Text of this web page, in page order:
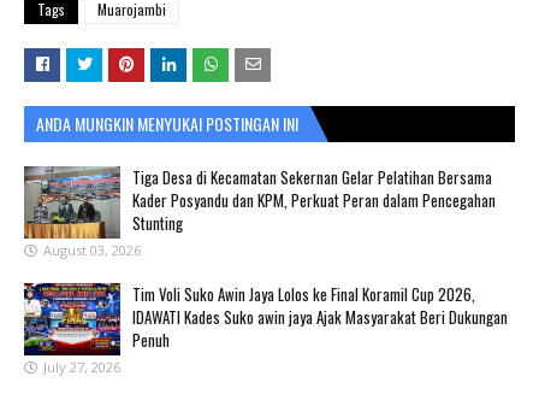
Tags Muarojambi
ANDA MUNGKIN MENYUKAI POSTINGAN INI
Tiga Desa di Kecamatan Sekernan Gelar Pelatihan Bersama
Kader Posyandu dan KPM, Perkuat Peran dalam Pencegahan
Stunting
August 03, 2026
Tim Voli Suko Awin Jaya Lolos ke Final Koramil Cup 2026,
IDAWATI Kades Suko awin jaya Ajak Masyarakat Beri Dukungan
Penuh
July 27, 2026